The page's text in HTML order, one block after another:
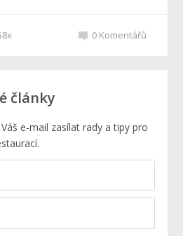
0 Komentářů
články
e-mail zasílat rady a tipy pro